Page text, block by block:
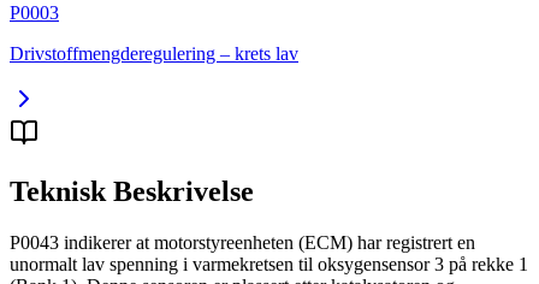
P0003
Drivstoffmengderegulering – krets lav
Teknisk Beskrivelse
P0043 indikerer at motorstyreenheten (ECM) har registrert en
unormalt lav spenning i varmekretsen til oksygensensor 3 på rekke 1